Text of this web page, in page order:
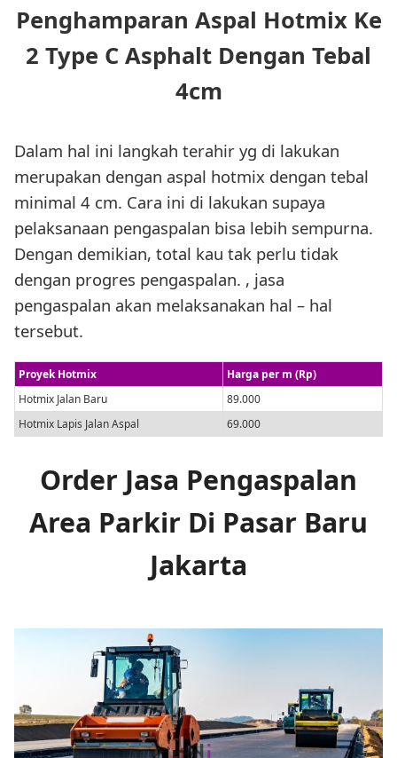
Penghamparan Aspal Hotmix Ke
2 Type C Asphalt Dengan Tebal
4cm
Dalam hal ini langkah terahir yg di lakukan
merupakan dengan aspal hotmix dengan tebal
minimal 4 cm. Cara ini di lakukan supaya
pelaksanaan pengaspalan bisa lebih sempurna.
Dengan demikian, total kau tak perlu tidak
dengan progres pengaspalan. , jasa
pengaspalan akan melaksanakan hal – hal
tersebut.
Proyek Hotmix
Harga per m (Rp)
Hotmix Jalan Baru
89.000
Hotmix Lapis Jalan Aspal
69.000
Order Jasa Pengaspalan
Area Parkir Di Pasar Baru
Jakarta